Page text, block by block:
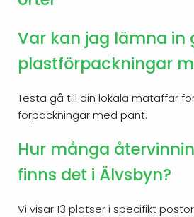
Var kan jag lämna in
plastförpackningar
Testa gå till din lokala mataffär
förpackningar med pant.
Hur många
finns det i Älvsbyn?
Vi visar 13 platser i specifikt